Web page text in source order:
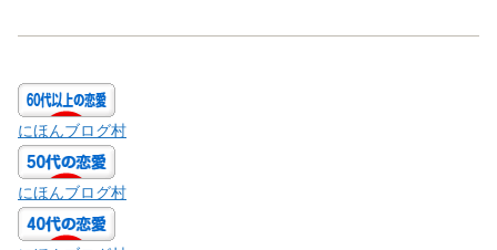
にほんブログ村
にほんブログ村